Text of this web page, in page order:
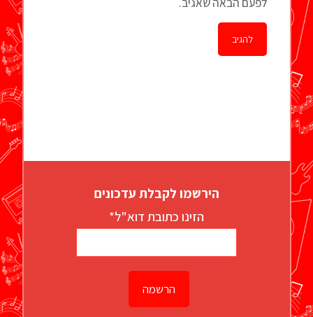
לפעם הבאה שאגיב.
הירשמו לקבלת עדכונים
הזינו כתובת דוא"ל*